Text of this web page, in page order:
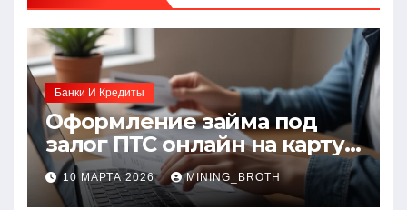
Банки И Кредиты
Оформление займа под
залог ПТС онлайн на карту
без визита в офис: порядок,
требования и документы
10 МАРТА 2026 MINING_BROTH